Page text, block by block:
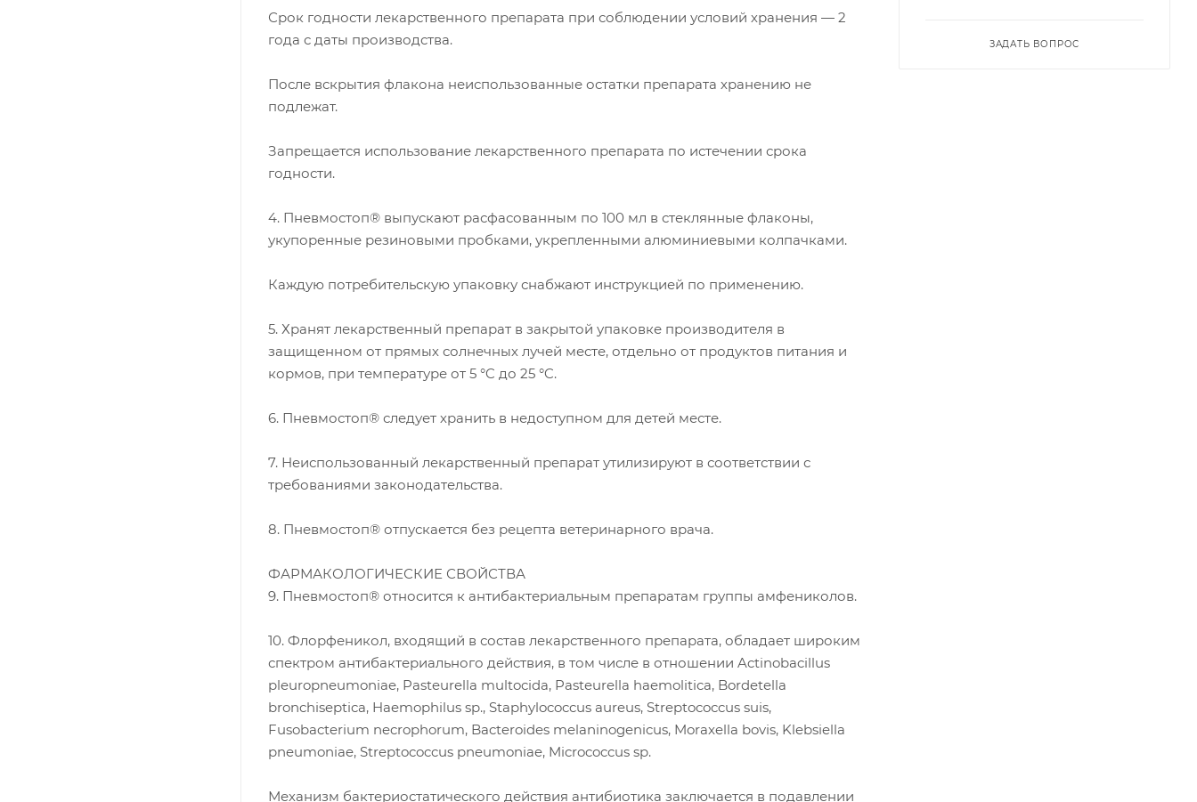
Срок годности лекарственного препарата при соблюдении условий хранения — 2
года с даты производства.
После вскрытия флакона неиспользованные остатки препарата хранению не
подлежат.
Запрещается использование лекарственного препарата по истечении срока
годности.
4. Пневмостоп® выпускают расфасованным по 100 мл в стеклянные флаконы,
укупоренные резиновыми пробками, укрепленными алюминиевыми колпачками.
Каждую потребительскую упаковку снабжают инструкцией по применению.
5. Хранят лекарственный препарат в закрытой упаковке производителя в
защищенном от прямых солнечных лучей месте, отдельно от продуктов питания и
кормов, при температуре от 5 °C до 25 °C.
6. Пневмостоп® следует хранить в недоступном для детей месте.
7. Неиспользованный лекарственный препарат утилизируют в соответствии с
требованиями законодательства.
8. Пневмостоп® отпускается без рецепта ветеринарного врача.
ФАРМАКОЛОГИЧЕСКИЕ СВОЙСТВА
9. Пневмостоп® относится к антибактериальным препаратам группы амфениколов.
10. Флорфеникол, входящий в состав лекарственного препарата, обладает широким
спектром антибактериального действия, в том числе в отношении Actinobacillus
pleuropneumoniae, Pasteurella multocida, Pasteurella haemolitica, Bordetella
bronchiseptica, Haemophilus sp., Staphylococcus aureus, Streptococcus suis,
Fusobacterium necrophorum, Bacteroides melaninogenicus, Moraxella bovis, Klebsiella
pneumoniae, Streptococcus pneumoniae, Micrococcus sp.
Механизм бактериостатического действия антибиотика заключается в подавлении
ЗАДАТЬ ВОПРОС